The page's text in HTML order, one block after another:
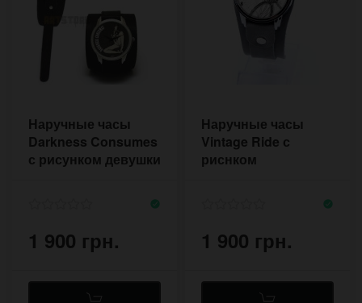
Наручные часы
Darkness Consumes
с рисунком девушки
1 900 грн.
Наручные часы
Vintage Ride с
риснком
1 900 грн.